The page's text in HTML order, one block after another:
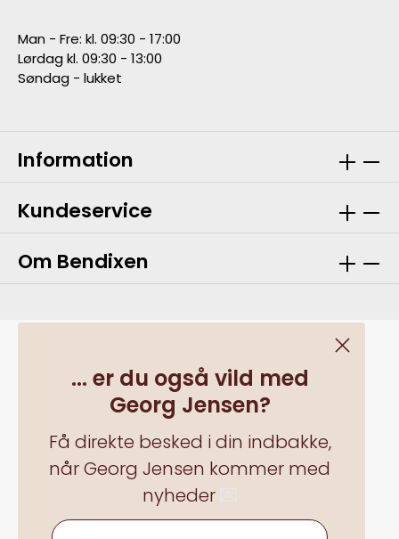
Man - Fre: kl. 09:30 - 17:00
Lørdag kl. 09:30 - 13:00
Søndag - lukket
Information
Kundeservice
Om Bendixen
Alle priser inkl. moms plus
... er du også vild med
Georg Jensen?
Få direkte besked i din indbakke,
når Georg Jensen kommer med
nyheder💌
... er du også vild med Georg Jensen?